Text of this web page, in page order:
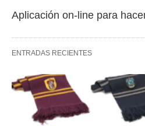
Aplicación on-line para
ENTRADAS RECIENTES